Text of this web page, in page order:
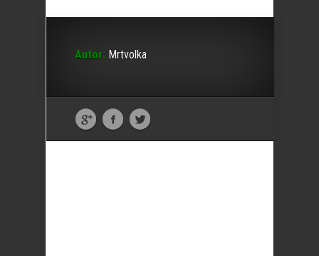
Autor: Mrtvolka